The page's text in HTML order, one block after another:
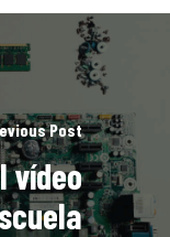
Post
vídeo